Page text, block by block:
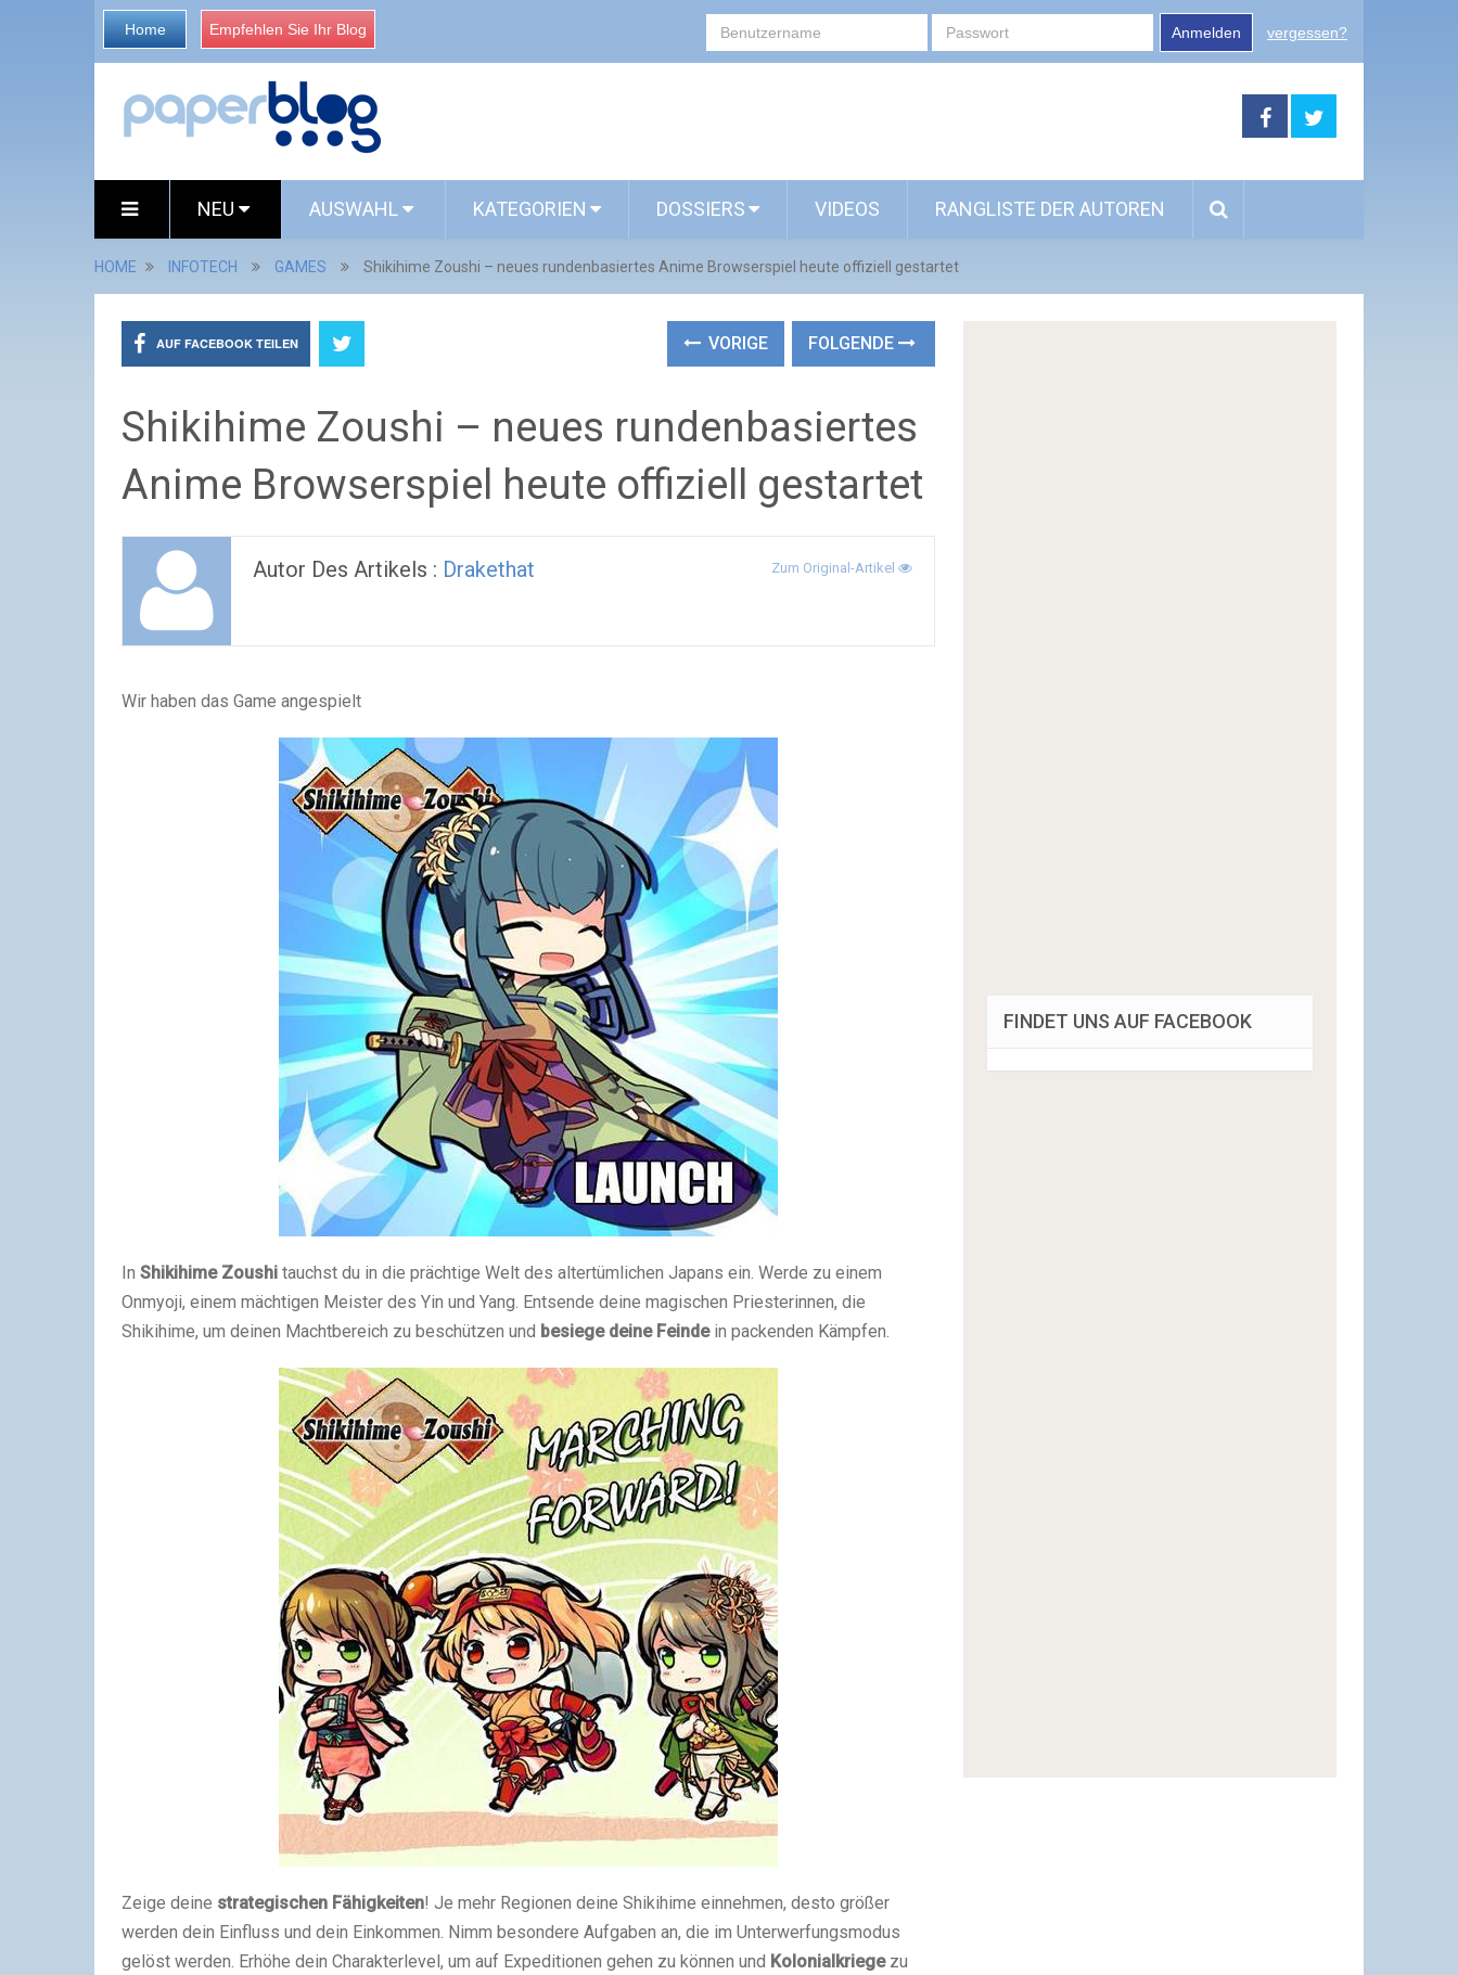
Home Empfehlen Sie Ihr Blog Anmelden vergessen?
NEU AUSWAHL KATEGORIEN DOSSIERS VIDEOS RANGLISTE DER AUTOREN
HOME INFOTECH GAMES Shikihime Zoushi – neues rundenbasiertes Anime Browserspiel heute offiziell gestartet
AUF FACEBOOK TEILEN VORIGE FOLGENDE
Shikihime Zoushi – neues rundenbasiertes
Anime Browserspiel heute offiziell gestartet
Autor Des Artikels : Drakethat Zum Original-Artikel
Wir haben das Game angespielt
In Shikihime Zoushi tauchst du in die prächtige Welt des altertümlichen Japans ein. Werde zu einem
Onmyoji, einem mächtigen Meister des Yin und Yang. Entsende deine magischen Priesterinnen, die
Shikihime, um deinen Machtbereich zu beschützen und besiege deine Feindein packenden Kämpfen.
Zeige deine strategischen Fähigkeiten! Je mehr Regionen deine Shikihime einnehmen, desto größer
werden dein Einfluss und dein Einkommen. Nimm besondere Aufgaben an, die im Unterwerfungsmodus
gelöst werden. Erhöhe dein Charakterlevel, um auf Expeditionen gehen zu können und Kolonialkriegezu
FINDET UNS AUF FACEBOOK